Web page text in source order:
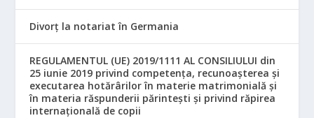
Divorț la notariat în Germania
REGULAMENTUL (UE) 2019/1111 AL CONSILIULUI din
25 iunie 2019 privind competența, recunoașterea și
executarea hotărârilor în materie matrimonială și
în materia răspunderii părintești și privind răpirea
internațională de copii